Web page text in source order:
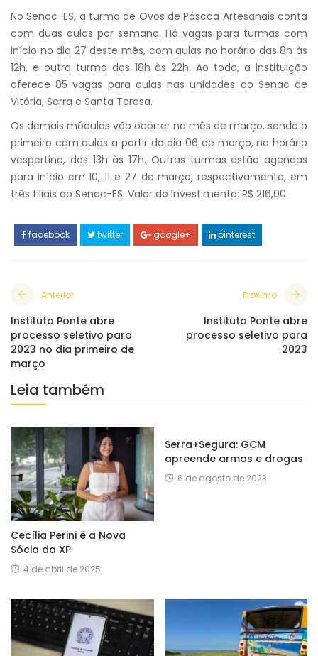
No Senac-ES, a turma de Ovos de Páscoa Artesanais conta
com duas aulas por semana. Há vagas para turmas com
início no dia 27 deste mês, com aulas no horário das 8h às
12h, e outra turma das 18h às 22h. Ao todo, a instituição
oferece 85 vagas para aulas nas unidades do Senac de
Vitória, Serra e Santa Teresa.
Os demais módulos vão ocorrer no mês de março, sendo o
primeiro com aulas a partir do dia 06 de março, no horário
vespertino, das 13h às 17h. Outras turmas estão agendas
para início em 10, 11 e 27 de março, respectivamente, em
três filiais do Senac-ES. Valor do Investimento: R$ 216,00.
facebook twitter google+ pinterest
Anterior
Instituto Ponte abre
processo seletivo para
2023 no dia primeiro de
março
Próximo
Instituto Ponte abre
processo seletivo para
2023
Leia também
Cecília Perini é a Nova
Sócia da XP
4 de abril de 2025
Serra+Segura: GCM
apreende armas e drogas
6 de agosto de 2023